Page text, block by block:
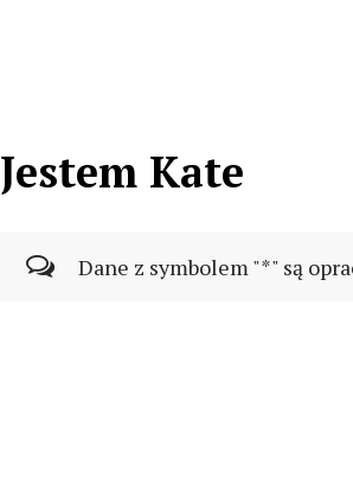
Jestem Kate
Dane z symbolem "*" są